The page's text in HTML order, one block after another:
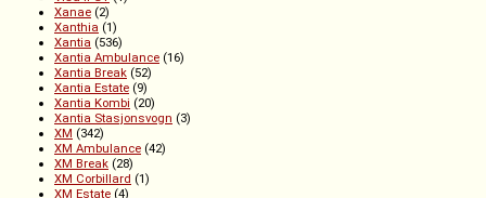
Xanae (2)
Xanthia (1)
Xantia (536)
Xantia Ambulance (16)
Xantia Break (52)
Xantia Estate (9)
Xantia Kombi (20)
Xantia Stasjonsvogn (3)
XM (342)
XM Ambulance (42)
XM Break (28)
XM Corbillard (1)
XM Estate (4)